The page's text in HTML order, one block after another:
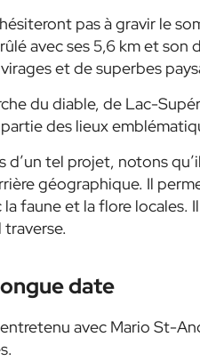
pas à gravir le
avec ses 5,6 km et
et de superbes
du diable, de Lac-
des lieux
d’un tel projet, notons
géographique. Il
la faune et la flore
traverse.
date
entretenu avec Mario St-